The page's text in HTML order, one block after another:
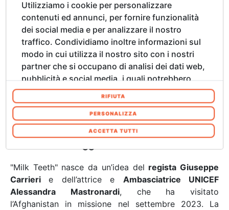
Immagine ferma dal "Milk Teeth"
Immagine ferma dal "Milk Teeth"
"Milk Teeth" nasce da un’idea del regista Giuseppe
Carrierie dell’attrice e Ambasciatrice UNICEF
Alessandra Mastronardi, che ha visitato
l’Afghanistan in missione nel settembre 2023. La
Utilizziamo i cookie per personalizzare
contenuti ed annunci, per fornire funzionalità
dei social media e per analizzare il nostro
traffico. Condividiamo inoltre informazioni sul
modo in cui utilizza il nostro sito con i nostri
partner che si occupano di analisi dei dati web,
pubblicità e social media, i quali potrebbero
combinarle con altre informazioni che ha
fornito loro o che hanno raccolto dal suo
utilizzo dei loro servizi. Acconsenta ai nostri
cookie se continua ad utilizzare il nostro sito
web. In qualsiasi momento è possibile
modificare o revocare il proprio consenso dalla
Informativa sui cookie sul nostro sito Web.
RIFIUTA
PERSONALIZZA
ACCETTA TUTTI